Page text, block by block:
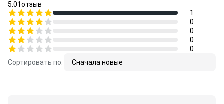
5.01отзыв
1
0
0
0
0
Сортировать по:
Сначала новые